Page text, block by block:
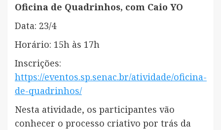
Oficina de Quadrinhos, com Caio YO
Data: 23/4
Horário: 15h às 17h
Inscrições:
https://eventos.sp.senac.br/atividade/oficina-
de-quadrinhos/
Nesta atividade, os participantes vão
conhecer o processo criativo por trás da